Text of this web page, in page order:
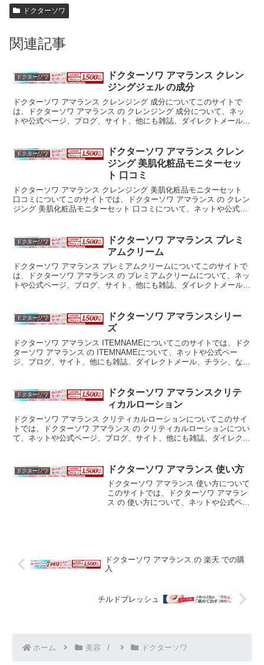
ドクターソワ
関連記事
ドクターソワ
ドクターソワ アマランス クレン
ジングジェル の成分
ドクターソワ アマランス クレンジング 成分についてこのサイトで
は、ドクターソワ アマランス の クレンジング 成分について、ネッ
トや公式ページ、ブログ、サイト、他にも雑誌、ダイレクトメール、
ドクターソワ
ドクターソワ アマランス クレン
ジング 美肌化粧品モニターセッ
ト 口コミ
ドクターソワ アマランス クレンジング 美肌化粧品モニターセット
口コミについてこのサイトでは、ドクターソワ アマランス の クレン
ジング 美肌化粧品モニターセット 口コミについて、ネットや公式ペ
ドクターソワ
ドクターソワ アマランス プレミ
アムクリーム
ドクターソワ アマランス プレミアムクリームについてこのサイトで
は、ドクターソワ アマランス の プレミアムクリームについて、ネッ
トや公式ページ、ブログ、サイト、他にも雑誌、ダイレクトメール、
ドクターソワ
ドクターソワ アマランスシリー
ズ
ドクターソワ アマランス ITEMNAMEについてこのサイトでは、ドク
ターソワ アマランス の ITEMNAMEについて、ネットや公式ペー
ジ、ブログ、サイト、他にも雑誌、ダイレクトメール、チラシ、など
ドクターソワ
ドクターソワ アマランスクリテ
ィカルローション
ドクターソワ アマランス クリティカルローションについてこのサイ
トでは、ドクターソワ アマランス の クリティカルローションについ
て、ネットや公式ページ、ブログ、サイト、他にも雑誌、ダイレクト
ドクターソワ ドクターソワ アマランス 使い方
ドクターソワ アマランス 使い方について
このサイトでは、ドクターソワ アマラン
ス の 使い方について、ネットや公式ペー
ドクターソワ アマランス の 楽天 での購
入
チルドブレッシュ
ホーム 美容 ドクターソワ